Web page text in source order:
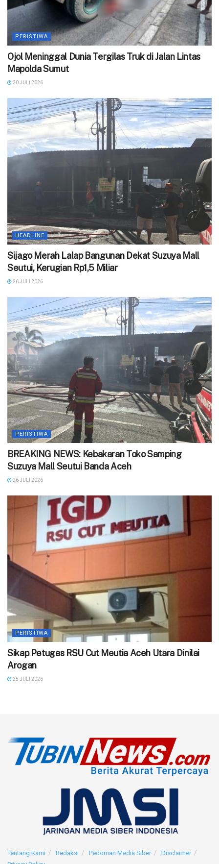
PERISTIWA
Ojol Meninggal Dunia Tergilas Truk di Jalan Lintas
Mapolda Sumut
30 JULI 2026
HEADLINE
Sijago Merah Lalap Bangunan Dekat Suzuya Mall
Seutui, Kerugian Rp1,5 Miliar
26 JULI 2026
PERISTIWA
BREAKING NEWS: Kebakaran Toko Samping
Suzuya Mall Seutui Banda Aceh
26 JULI 2026
PERISTIWA
‎Sikap Petugas RSU Cut Meutia Aceh Utara Dinilai
Arogan
25 JULI 2026
Tentang Kami Redaksi Pedoman Media Siber
Disclaimer